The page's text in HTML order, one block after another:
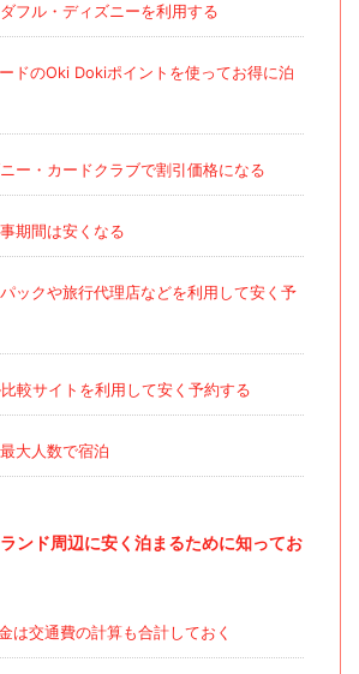
フル・ディズニーを利用する
ドのOki Dokiポイントを使ってお得に泊
ー・カードクラブで割引価格になる
期間は安くなる
ックや旅行代理店などを利用して安く予
較サイトを利用して安く予約する
大人数で宿泊
ンド周辺に安く泊まるために知ってお
は交通費の計算も合計しておく